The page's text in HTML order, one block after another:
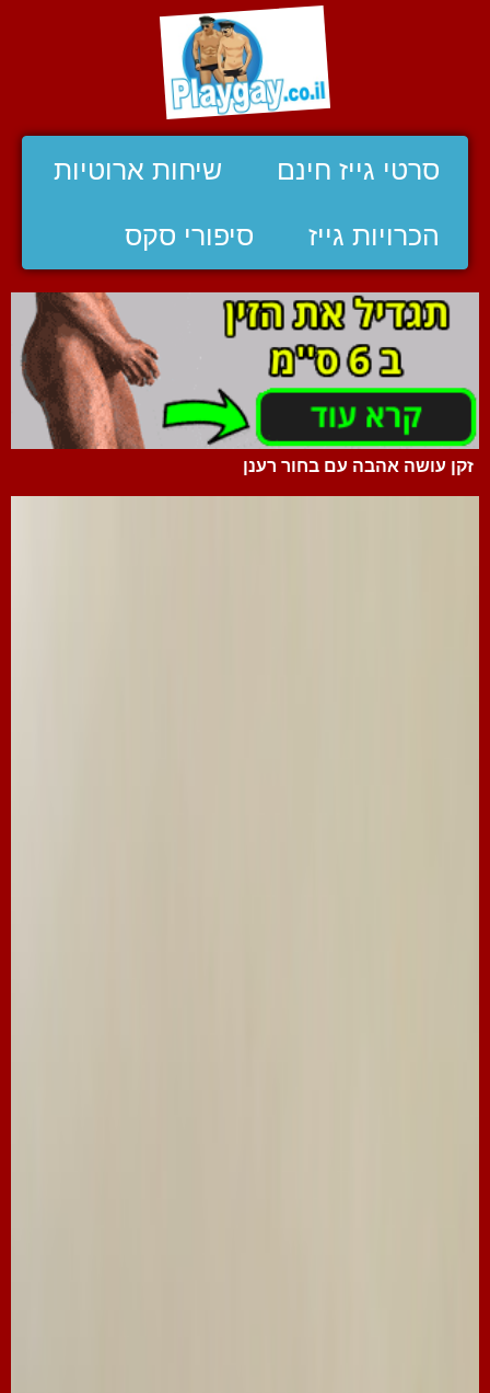
סרטי גייז חינם שיחות ארוטיות
הכרויות גייז סיפורי סקס
זקן עושה אהבה עם בחור רענן